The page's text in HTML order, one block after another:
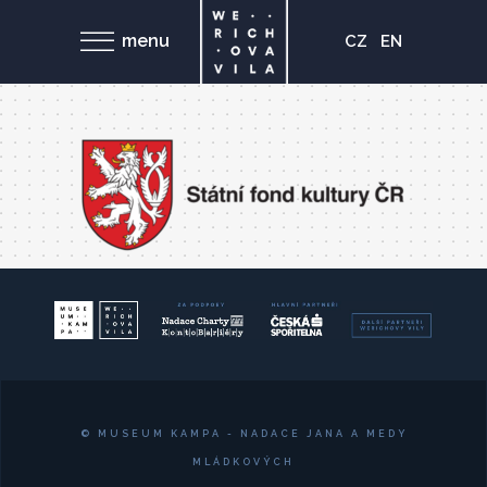
menu CZ EN
© MUSEUM KAMPA - NADACE JANA A MEDY
MLÁDKOVÝCH